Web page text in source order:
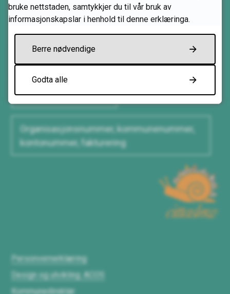
Kontaktinformasjon og opningstider
Nød- og vakttelefonar
Organisasjonsnummer, kommunenummer,
kontonummer, fakturering
Personvernerklæring
Design og utvikling: ACOS
Kommunedirektør
bruke nettstaden, samtykkjer du til vår bruk av
informasjonskapslar i henhold til denne erklæringa.
Berre nødvendige
Godta alle